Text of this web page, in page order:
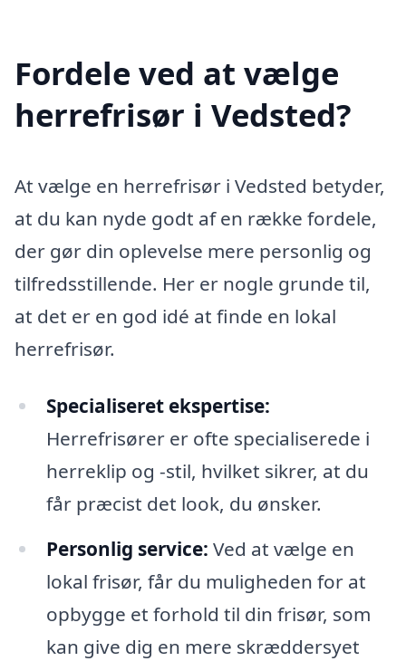
Fordele ved at vælge
herrefrisør i Vedsted?
At vælge en herrefrisør i Vedsted betyder,
at du kan nyde godt af en række fordele,
der gør din oplevelse mere personlig og
tilfredsstillende. Her er nogle grunde til,
at det er en god idé at finde en lokal
herrefrisør.
Specialiseret ekspertise:
Herrefrisører er ofte specialiserede i
herreklip og -stil, hvilket sikrer, at du
får præcist det look, du ønsker.
Personlig service: Ved at vælge en
lokal frisør, får du muligheden for at
opbygge et forhold til din frisør, som
kan give dig en mere skræddersyet